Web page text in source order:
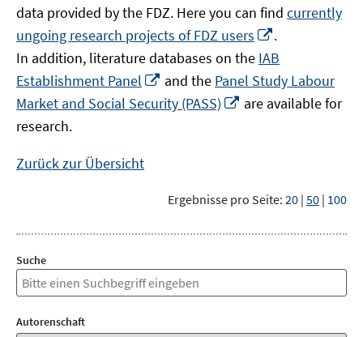
data provided by the FDZ. Here you can find currently
ungoing research projects of FDZ users
neuem
Fenster
öffnen
.
In addition, literature databases on the IAB
Establishment Panel
In
neuem
Fenster
and the Panel Study Labour
Market and Social Security (PASS)
In
are available for
research.
Zurück zur Übersicht
Ergebnisse pro Seite: 20 | 50 | 100
Suche
Autorenschaft